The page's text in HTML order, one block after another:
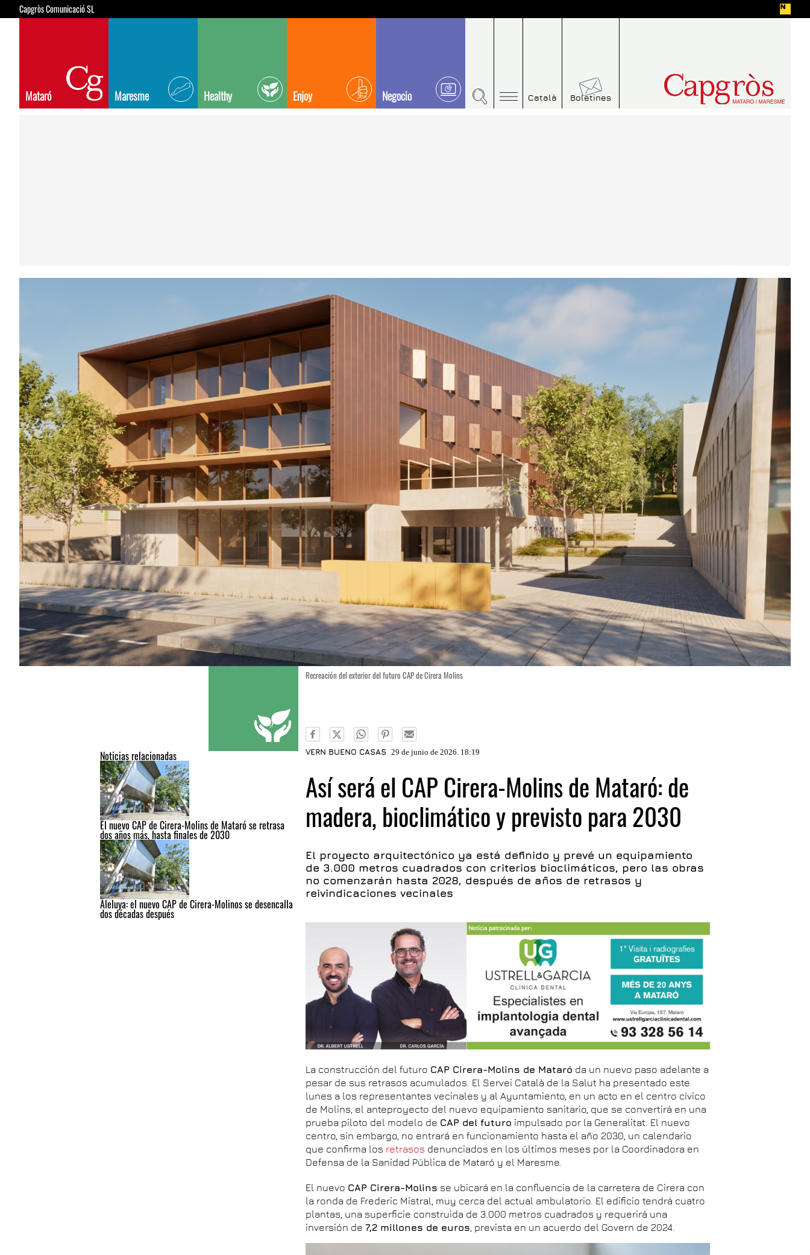
Capgròs Comunicació SL
Mataró Maresme Healthy Enjoy Negocio Català Boletines
Noticias relacionadas
El nuevo CAP de Cirera-Molins de Mataró se retrasa
dos años más, hasta finales de 2030
Aleluya: el nuevo CAP de Cirera-Molinos se desencalla
dos décadas después
Recreación del exterior del futuro CAP de Cirera Molins
VERN BUENO CASAS 29 de junio de 2026. 18:19
Así será el CAP Cirera-Molins de Mataró: de
madera, bioclimático y previsto para 2030
El proyecto arquitectónico ya está definido y prevé un equipamiento
de 3.000 metros cuadrados con criterios bioclimáticos, pero las obras
no comenzarán hasta 2028, después de años de retrasos y
reivindicaciones vecinales
La construcción del futuro CAP Cirera-Molins de Mataró da un nuevo paso adelante a
pesar de sus retrasos acumulados. El Servei Català de la Salut ha presentado este
lunes a los representantes vecinales y al Ayuntamiento, en un acto en el centro cívico
de Molins, el anteproyecto del nuevo equipamiento sanitario, que se convertirá en una
prueba piloto del modelo de CAP del futuro impulsado por la Generalitat. El nuevo
centro, sin embargo, no entrará en funcionamiento hasta el año 2030, un calendario
que confirma los retrasos denunciados en los últimos meses por la Coordinadora en
Defensa de la Sanidad Pública de Mataró y el Maresme.
El nuevo CAP Cirera-Molins se ubicará en la confluencia de la carretera de Cirera con
la ronda de Frederic Mistral, muy cerca del actual ambulatorio. El edificio tendrá cuatro
plantas, una superficie construida de 3.000 metros cuadrados y requerirá una
inversión de7,2 millones de euros , prevista en un acuerdo del Govern de 2024.